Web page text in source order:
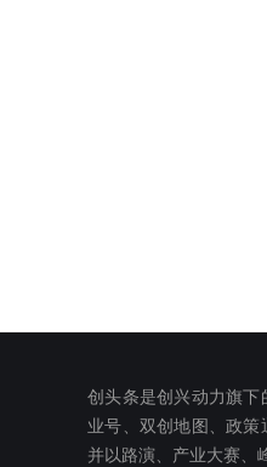
创头条是创兴动力旗
业号、双创地图、政
并以路演、产业大赛、